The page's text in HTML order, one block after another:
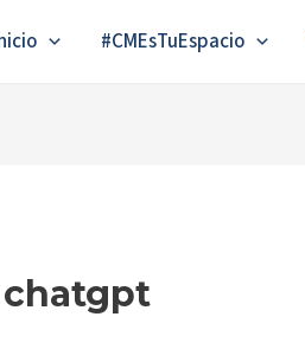
#CMEsTuEspacio